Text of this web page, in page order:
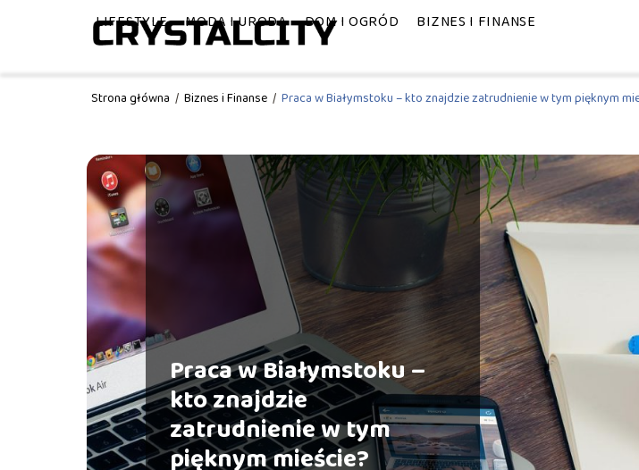
LIFESTYLE MODA I URODA DOM I OGRÓD BIZNES I FINANSE
Strona główna / Biznes i Finanse / Praca w Białymstoku – kto znajdzie zatrudnienie w tym pięknym
Praca w Białymstoku –
kto znajdzie
zatrudnienie w tym
pięknym mieście?